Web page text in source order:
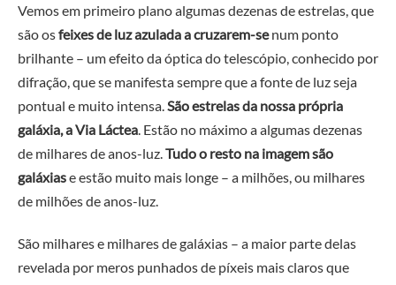
Vemos em primeiro plano algumas dezenas de estrelas, que
são osfeixes de luz azulada a cruzarem-senum ponto
brilhante – um efeito da óptica do telescópio, conhecido por
difração, que se manifesta sempre que a fonte de luz seja
pontual e muito intensa.São estrelas da nossa própria
galáxia, a Via Láctea. Estão no máximo a algumas dezenas
de milhares de anos-luz.Tudo o resto na imagem são
galáxiase estão muito mais longe – a milhões, ou milhares
de milhões de anos-luz.
São milhares e milhares de galáxias – a maior parte delas
revelada por meros punhados de píxeis mais claros que